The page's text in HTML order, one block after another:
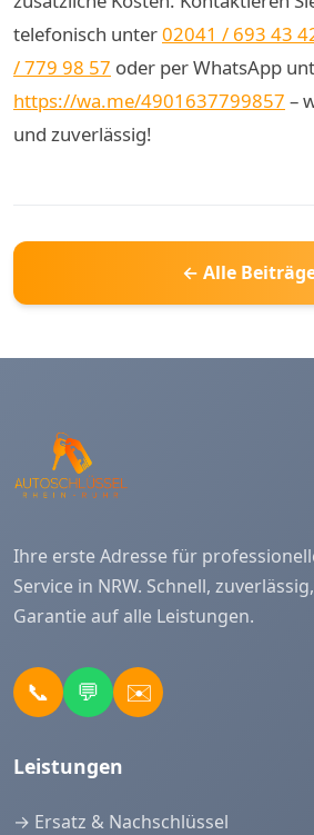
telefonisch unter02041 / 693 43
/ 779 98 57 oder per WhatsApp
https://wa.me/4901637799857 –
und zuverlässig!
← Alle
Ihre erste Adresse für
Service in NRW. Schnell,
Garantie auf alle Leistungen.
📞 💬 ✉️
Leistungen
→ Ersatz & Nachschlüssel